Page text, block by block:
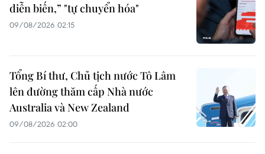
diễn biến,” "tự chuyển hóa"
09/08/2026 02:15
Tổng Bí thư, Chủ tịch nước Tô Lâm
lên đường thăm cấp Nhà nước
Australia và New Zealand
09/08/2026 02:00